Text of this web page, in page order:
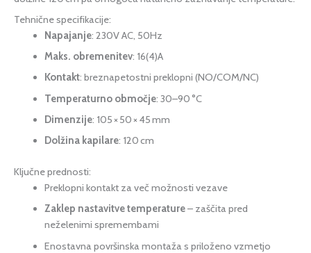
Tehnične specifikacije:
Napajanje: 230V AC, 50Hz
Maks. obremenitev: 16(4)A
Kontakt: breznapetostni preklopni (NO/COM/NC)
Temperaturno območje: 30–90 °C
Dimenzije: 105 × 50 × 45 mm
Dolžina kapilare: 120 cm
Ključne prednosti:
Preklopni kontakt za več možnosti vezave
Zaklep nastavitve temperature– zaščita pred
neželenimi spremembami
Enostavna površinska montaža s priloženo vzmetjo